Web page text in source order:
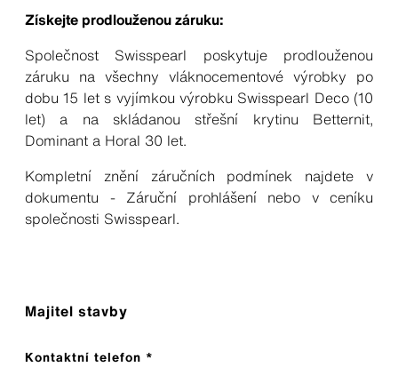
Získejte prodlouženou záruku:
Společnost Swisspearl poskytuje prodlouženou
záruku na všechny vláknocementové výrobky po
dobu 15 let s vyjímkou výrobku Swisspearl Deco (10
let) a na skládanou střešní krytinu Betternit,
Dominant a Horal 30 let.
Kompletní znění záručních podmínek najdete v
dokumentu - Záruční prohlášení nebo v ceníku
společnosti Swisspearl.
Majitel stavby
Kontaktní telefon *